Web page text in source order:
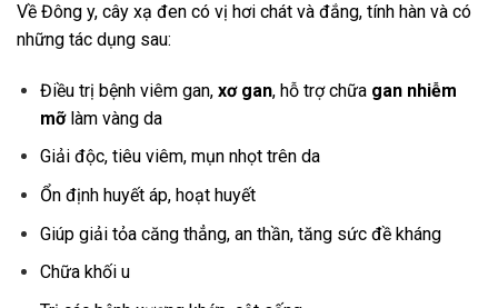
Về Đông y, cây xạ đen có vị hơi chát và đắng, tính hàn và có
những tác dụng sau:
Điều trị bệnh viêm gan, xơ gan, hỗ trợ chữa gan nhiễm
mỡlàm vàng da
Giải độc, tiêu viêm, mụn nhọt trên da
Ổn định huyết áp, hoạt huyết
Giúp giải tỏa căng thẳng, an thần, tăng sức đề kháng
Chữa khối u